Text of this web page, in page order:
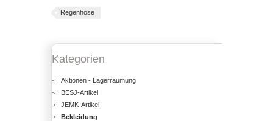
Regenhose
Kategorien
Aktionen - Lagerräumung
BESJ-Artikel
JEMK-Artikel
Bekleidung